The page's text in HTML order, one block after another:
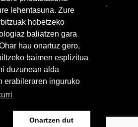
TIENDA
Euskera Castellano
www.lab.eus
lehentasuna. Zure
hobetzeko
baliatzen gara
hau onartuz gero,
baimen esplizitua
duzunean alda
erabileraren inguruko
Onartzen dut